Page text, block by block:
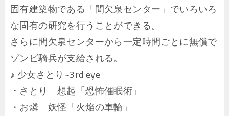
固有建築物である「間欠泉センター」でいろいろ
な固有の研究を行うことができる。
さらに間欠泉センターから一定時間ごとに無償で
ゾンビ騎兵が支給される。
♪ 少女さとり~3rd eye
・さとり 想起「恐怖催眠術」
・お燐 妖怪「火焔の車輪」